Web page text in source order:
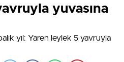
yuvasına